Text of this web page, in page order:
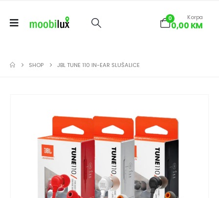
0 Korpa
0,00 KM
SHOP JBL TUNE 110 IN-EAR SLUŠALICE